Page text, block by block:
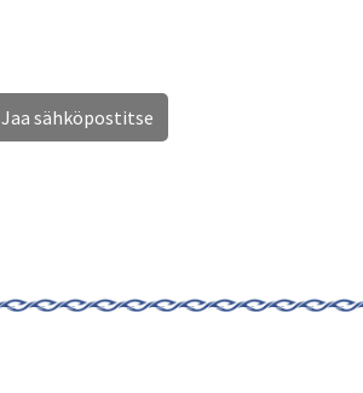
Jaa sähköpostitse